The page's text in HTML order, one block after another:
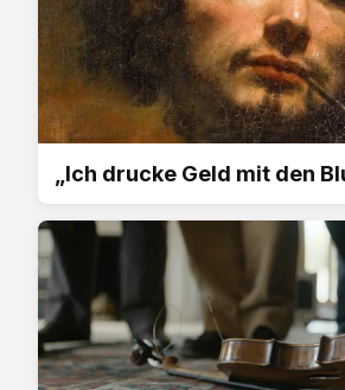
„Ich drucke Geld mit den